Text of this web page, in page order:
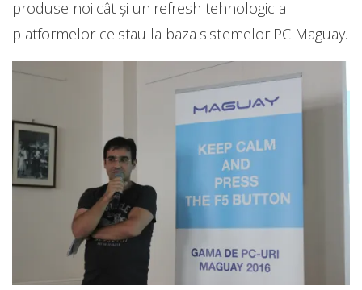
produse noi cât și un refresh tehnologic al
platformelor ce stau la baza sistemelor PC Maguay.